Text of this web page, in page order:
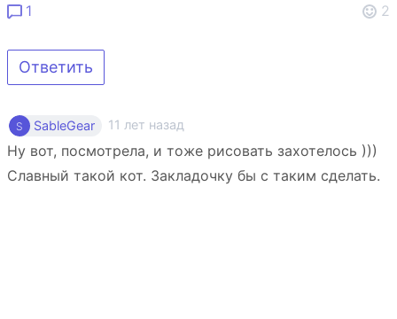
1 2
Ответить
SableGear 11 лет назад
Ну вот, посмотрела, и тоже рисовать захотелось )))
Славный такой кот. Закладочку бы с таким сделать.